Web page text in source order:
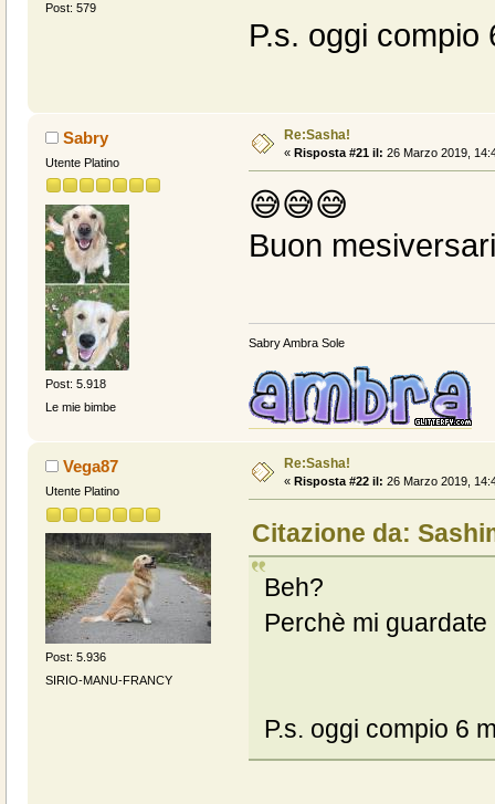
Post: 579
P.s. oggi compio
Sabry
Utente Platino
Post: 5.918
Le mie bimbe
Re:Sasha!
« Risposta #21 il: 26 Marzo 2019,
😅😅😅
Buon
Sabry Ambra Sole
Vega87
Utente Platino
Post: 5.936
SIRIO-MANU-FRANCY
Re:Sasha!
« Risposta #22 il: 26 Marzo 2019,
Citazione da:
Beh?
Perchè mi guardate
P.s. oggi compio 6